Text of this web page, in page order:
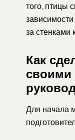
того, птицы
зависимости
за стенками
Как
своими
Для начала